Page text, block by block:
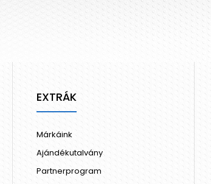
EXTRÁK
Márkáink
Ajándékutalvány
Partnerprogram